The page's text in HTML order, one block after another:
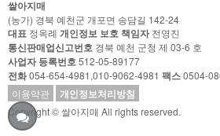
쌀아지매
(농가) 경북 예천군 개포면 송담길 142-24
대표 정옥례 개인정보 보호 책임자전영진
통신판매업신고번호 경북 예천 군청 제 03-6 호
사업자 등록번호512-05-89177
전화054-654-4981,010-9062-4981 팩스0504-
이용약관
개인정보처리방침
Copyright © 쌀아지매 All rights reserved.